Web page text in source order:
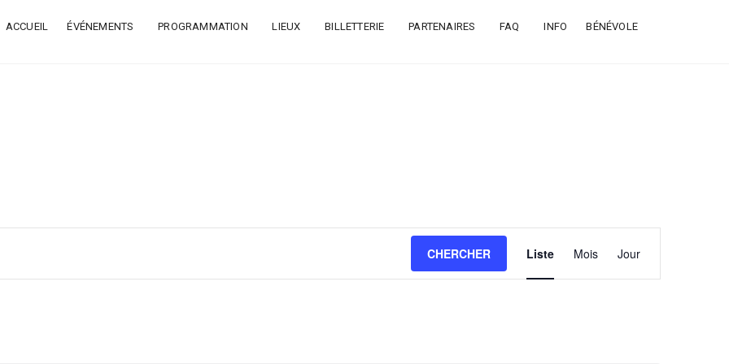
ACCUEIL ÉVÉNEMENTS PROGRAMMATION LIEUX BILLETTERIE PARTENAIRES FAQ INFO BÉNÉVOLE
CHERCHER
Navigation
de
Liste Mois Jour